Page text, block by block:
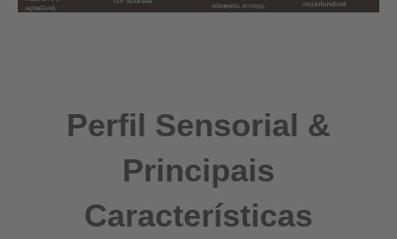
Perfil Sensorial &
Principais
Características